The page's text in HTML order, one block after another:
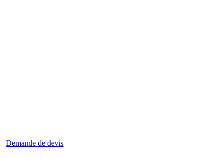
Demande de devis